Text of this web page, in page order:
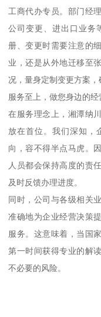
工商代办专员。部门经
公司变更、进出口业务
册、变更时需要注意的
业，还是从外地迁移至
况，量身定制变更方案，
服务至上，做您身边的经
在服务理念上，湘潭纳
放在首位。我们深知，
向，容不得半点马虎。
人员都会保持高度的责
及时反馈办理进度。
同时，公司与各级相关
准确地为企业经营决策
服务。这意味着，当国
第一时间获得专业的解
不必要的风险。